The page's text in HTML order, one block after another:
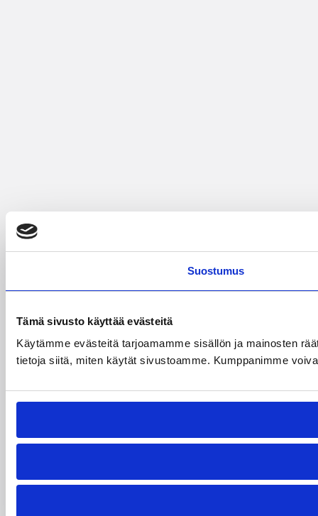
Suostumus
Tämä sivusto käyttää evästeitä
Käytämme evästeitä tarjoamamme sisällön ja mainosten
tietoja siitä, miten käytät sivustoamme. Kumppanimme